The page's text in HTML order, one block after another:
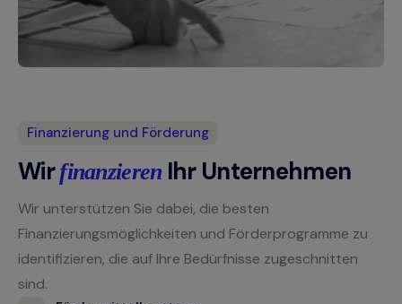
Finanzierung und Förderung
Wirfinanzieren Ihr Unternehmen
Wir unterstützen Sie dabei, die besten
Finanzierungsmöglichkeiten und Förderprogramme zu
identifizieren, die auf Ihre Bedürfnisse zugeschnitten
sind.